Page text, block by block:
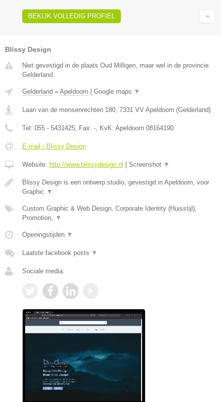
BEKIJK VOLLEDIG PROFIEL
Blissy Design
Niet gevestigd in de plaats Oud Milligen, maar wel in de provincie
Gelderland.
Gelderland » Apeldoorn Google maps ▼
Laan van de mensenrechten 180 7331 VV Apeldoorn (Gelderland)
Tel: 055 - 5431425 , Fax: - , KvK: Apeldoorn 08164190
E-mail › Blissy Design
Website: http://www.blissydesign.nl Screenshot ▼
Blissy Design is een ontwerp studio, gevestigd in Apeldoorn, voor
Graphic ▼
Custom Graphic & Web Design, Corporate Identity (Huisstijl),
Promotion,
▼
Openingstijden ▼
Laatste facebook posts ▼
Sociale media: